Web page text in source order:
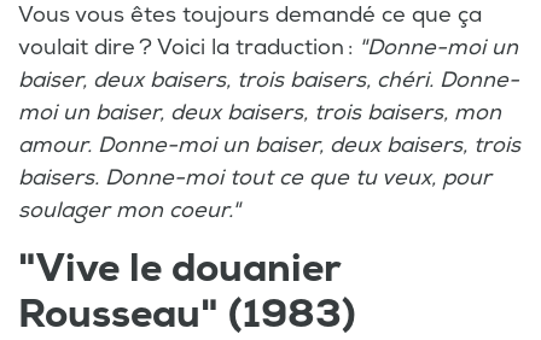
Vous vous êtes toujours demandé ce que ça
voulait dire ? Voici la traduction : "Donne-moi un
baiser, deux baisers, trois baisers, chéri. Donne-
moi un baiser, deux baisers, trois baisers, mon
amour. Donne-moi un baiser, deux baisers, trois
baisers. Donne-moi tout ce que tu veux, pour
soulager mon coeur."
"Vive le douanier
Rousseau" (1983)